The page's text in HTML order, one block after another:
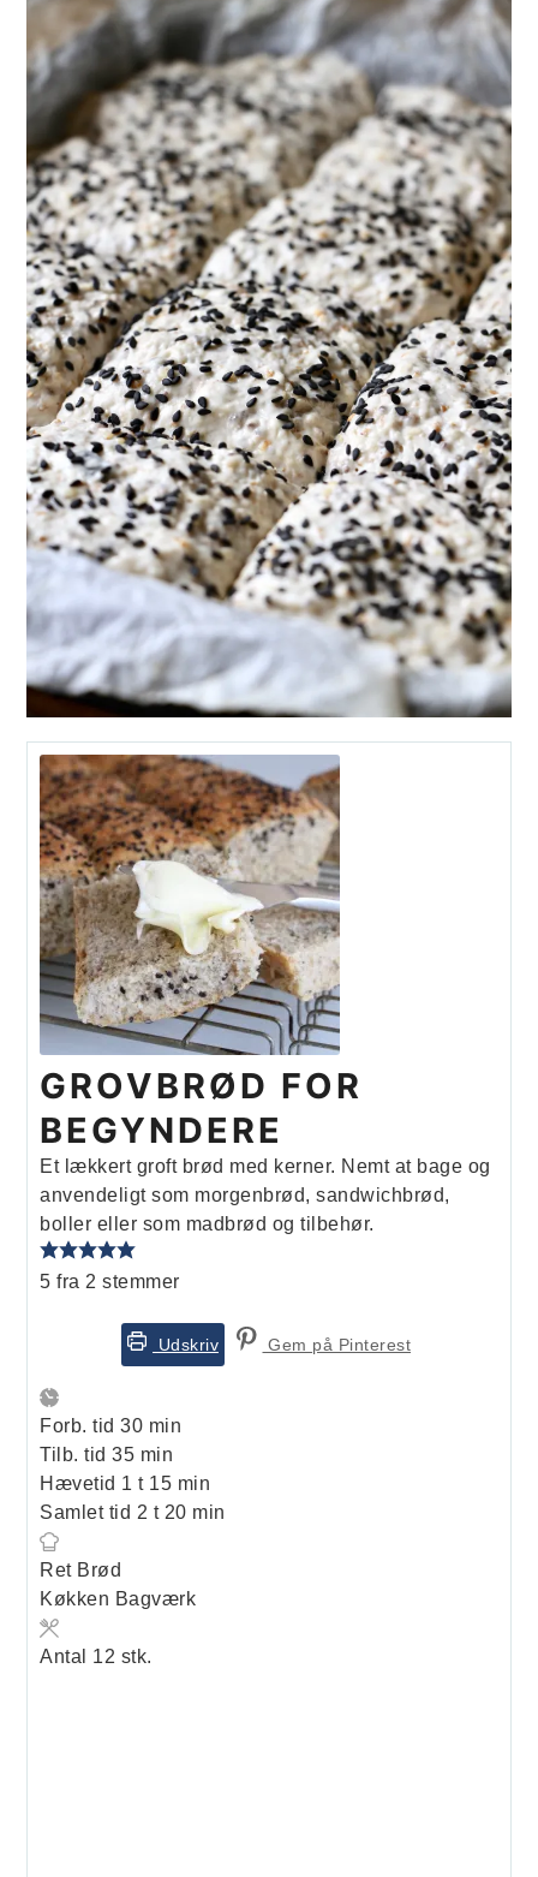
GROVBRØD FOR
BEGYNDERE
Et lækkert groft brød med kerner. Nemt at bage og
anvendeligt som morgenbrød, sandwichbrød,
boller eller som madbrød og tilbehør.
5 fra 2 stemmer
Udskriv Gem på Pinterest
Forb. tid30minutter
min
Tilb. tid35minutter
min
Hævetid 1 time
t 15minutter
min
Samlet tid 2 timer
t 20minutter
min
Ret Brød
Køkken Bagværk
Antal 12 stk.